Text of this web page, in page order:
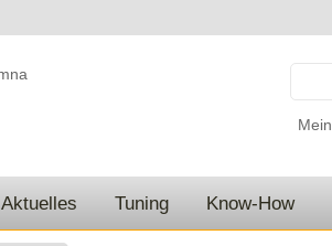
Aktuelles Tuning Know-How